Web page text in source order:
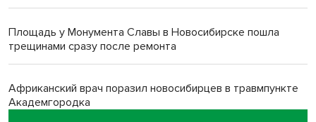
Площадь у Монумента Славы в Новосибирске пошла
трещинами сразу после ремонта
Африканский врач поразил новосибирцев в травмпункте
Академгородка